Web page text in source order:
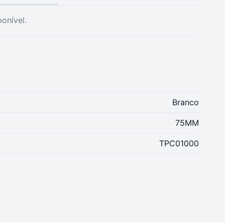
Branco
75MM
TPC01000